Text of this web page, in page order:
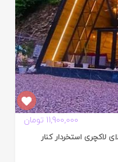
11,900,000 تومان
لاکچری استخردار کنار